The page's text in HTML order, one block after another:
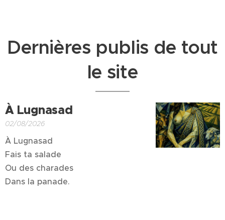
Dernières publis de tout
le site
À Lugnasad
02/08/2026
À Lugnasad
Fais ta salade
Ou des charades
Dans la panade.